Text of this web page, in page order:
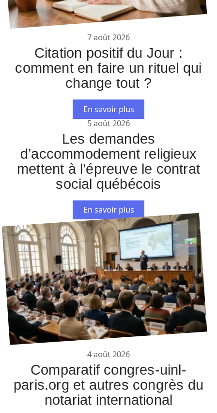
7 août 2026
Citation positif du Jour :
comment en faire un rituel qui
change tout ?
En savoir plus
5 août 2026
Les demandes
d’accommodement religieux
mettent à l’épreuve le contrat
social québécois
En savoir plus
4 août 2026
Comparatif congres-uinl-
paris.org et autres congrès du
notariat international